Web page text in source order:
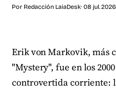
Por Redacción LaiaDesk· 08 jul. 2026
Erik von Markovik, más
"Mystery", fue en los
controvertida corriente: